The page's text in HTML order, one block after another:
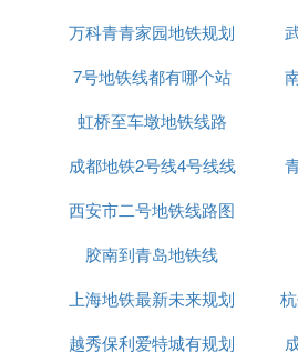
2009年6月26日，宁波轨道交
开工。9月17日 宁波轨道交通1
站开工，一期正式站名确定。
作业。这是宁波轨道交通首个
10月29日，福明路站-世纪大道
是宁波轨道交通第一个贯通的隧
2011年3月16日，宁波轨道交
保护部初审。9月10日，高桥西
体结构封顶，宁波轨道交通1号
万科青青家园地铁规划
7号地铁线都有哪个站
虹桥至车墩地铁线路
成都地铁2号线4号线线
路图最新
西安市二号地铁线路图
胶南到青岛地铁线
上海地铁最新未来规划
图
越秀保利爱特城有规划